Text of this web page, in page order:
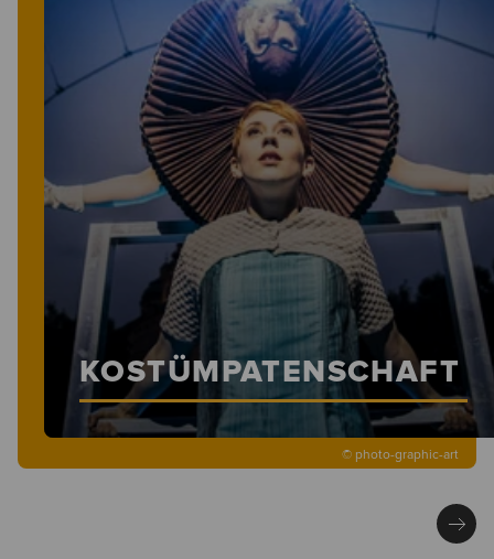
© photo-graphic-art
KOSTÜMPATENSCHAFT